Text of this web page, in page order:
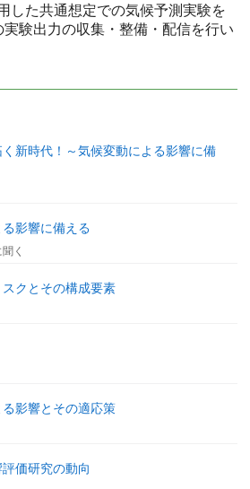
した共通想定での気候予測実験を
験出力の収集・整備・配信を行い
く新時代！～気候変動による影響に備
影響に備える
く
クとその構成要素
影響とその適応策
価研究の動向